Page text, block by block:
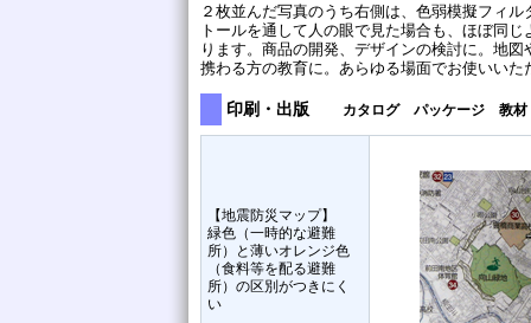
２枚並んだ写真のうち右側は、色弱模擬フィ
トールを通して人の眼で見た場合も、ほぼ同
ります。商品の開発、デザインの検討に。地
携わる方の教育に。あらゆる場面でお使いいた
印刷・出版 カタログ パッケージ 教
【地震防災マップ】
緑色（一時的な避難
所）と薄いオレンジ色
（食料等を配る避難
所）の区別がつきにく
い